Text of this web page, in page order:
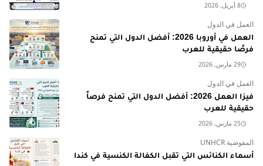
8 أبريل, 2026
العمل في الدول
العمل في أوروبا 2026: أفضل الدول التي تمنح
فرصًا حقيقية للعرب
29 مارس, 2026
العمل في الدول
فيزا العمل 2026: أفضل الدول التي تمنح فرصاً
حقيقية للعرب
25 مارس, 2026
المفوضية UNHCR
أسماء الكنائس التي تقبل الكفالة الكنسية في كندا